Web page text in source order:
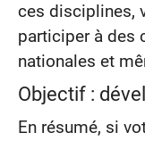
ces disciplines,
participer à des
nationales et
Objectif :
En résumé, si